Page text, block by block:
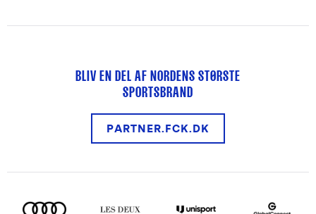
BLIV EN DEL AF NORDENS STØRSTE
SPORTSBRAND
PARTNER.FCK.DK